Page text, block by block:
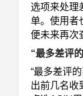
选项来处理
单。使用者
便未来再次
“最多差评
“最多差评
出前几名收